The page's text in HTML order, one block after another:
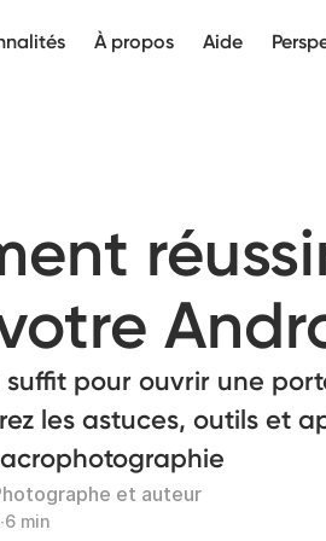
À propos Aide
pour ouvrir une
les astuces, outils et
et auteur
∙6 min